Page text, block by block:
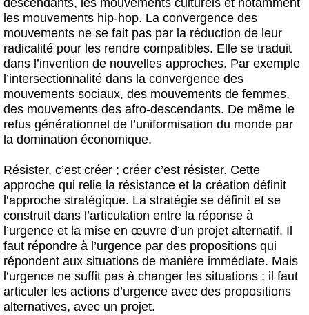
les mouvements hip-hop. La convergence des
mouvements ne se fait pas par la réduction de leur
radicalité pour les rendre compatibles. Elle se traduit
dans l’invention de nouvelles approches. Par exemple
l’intersectionnalité dans la convergence des
mouvements sociaux, des mouvements de femmes,
des mouvements des afro-descendants. De même le
refus générationnel de l’uniformisation du monde par
la domination économique.
Résister, c’est créer ; créer c’est résister. Cette
approche qui relie la résistance et la création définit
l’approche stratégique. La stratégie se définit et se
construit dans l’articulation entre la réponse à
l’urgence et la mise en œuvre d’un projet alternatif. Il
faut répondre à l’urgence par des propositions qui
répondent aux situations de manière immédiate. Mais
l’urgence ne suffit pas à changer les situations ; il faut
articuler les actions d’urgence avec des propositions
alternatives, avec un projet.